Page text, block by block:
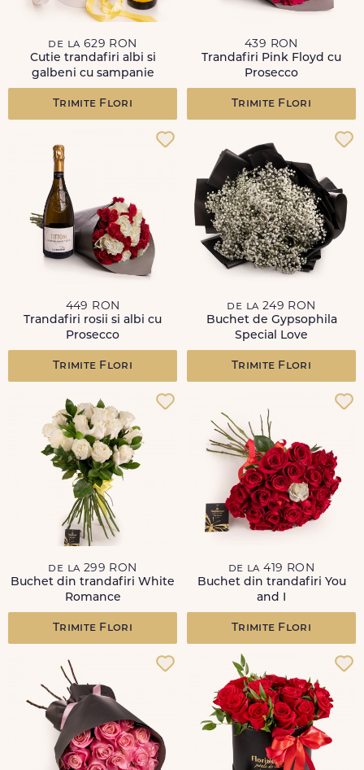
de la 629 RON
Cutie trandafiri albi si
galbeni cu sampanie
Trimite Flori
439 RON
Trandafiri Pink Floyd cu
Prosecco
Trimite Flori
449 RON
Trandafiri rosii si albi cu
Prosecco
Trimite Flori
de la 249 RON
Buchet de Gypsophila
Special Love
Trimite Flori
de la 299 RON
Buchet din trandafiri White
Romance
Trimite Flori
de la 419 RON
Buchet din trandafiri You
and I
Trimite Flori